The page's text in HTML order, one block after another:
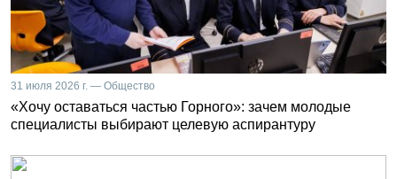
31 июля 2026 г. — Общество
«Хочу оставаться частью Горного»: зачем молодые
специалисты выбирают целевую аспирантуру